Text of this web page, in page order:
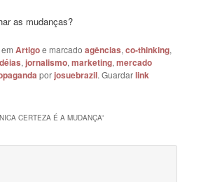
as mudanças?
emArtigoe marcadoagências,co-thinking,
,jornalismo,marketing,mercado
porjosuebrazil. Guardarlink
CERTEZA É A MUDANÇA”